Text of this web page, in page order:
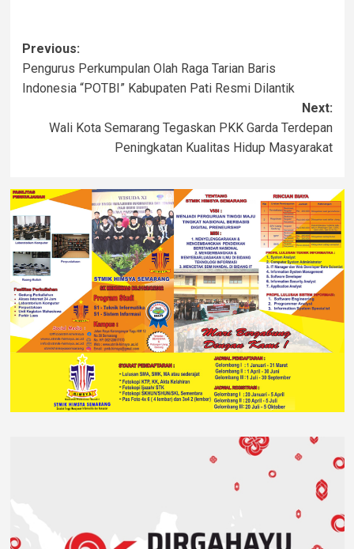
Previous:
Pengurus Perkumpulan Olah Raga Tarian Baris
Indonesia “POTBI” Kabupaten Pati Resmi Dilantik
Next:
Wali Kota Semarang Tegaskan PKK Garda Terdepan
Peningkatan Kualitas Hidup Masyarakat